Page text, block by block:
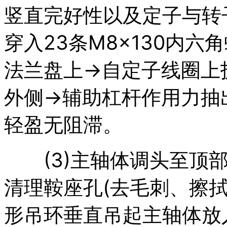
竖直完好性以及定子与
穿入23条M8×130内六
法兰盘上→自定子线圈上
外侧→辅助杠杆作用力
轻盈无阻滞。
(3)主轴体调头至顶部
清理鞍座孔(去毛刺、擦
形吊环垂直吊起主轴体